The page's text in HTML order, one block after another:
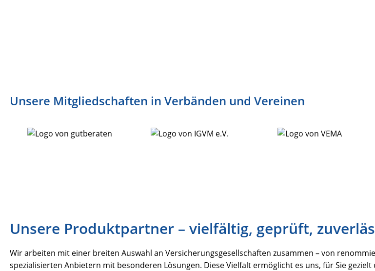
Unsere Mitgliedschaften in Verbänden und Vereinen
Unsere Produktpartner – vielfältig, geprüft,
Wir arbeiten mit einer breiten Auswahl an Versicherungsgesellschaften zusammen – von
spezialisierten Anbietern mit besonderen Lösungen. Diese Vielfalt ermöglicht es uns, für Sie gezielt